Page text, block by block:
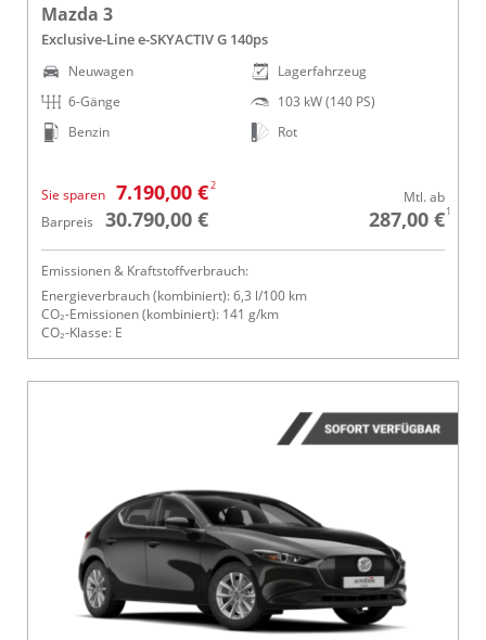
Mazda 3
Exclusive-Line e-SKYACTIV G 140ps
Neuwagen
6-Gänge
Benzin
Lagerfahrzeug
103 kW (140 PS)
Rot
Sie sparen 7.190,00 €2
Barpreis 30.790,00 €
Mtl. ab
287,00 €1
Emissionen & Kraftstoffverbrauch:
Energieverbrauch (kombiniert): 6,3 l/100 km
CO₂-Emissionen (kombiniert): 141 g/km
CO₂-Klasse: E